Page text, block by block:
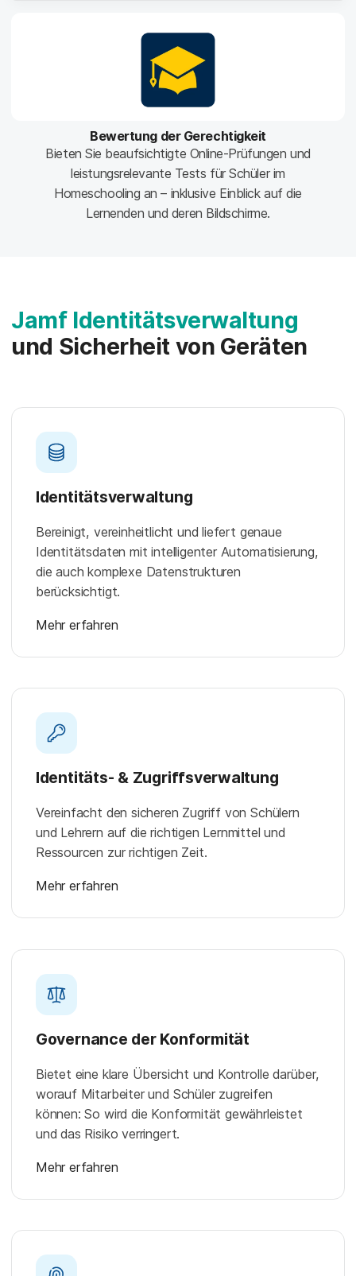
Bewertung der Gerechtigkeit
Bieten Sie beaufsichtigte Online-Prüfungen und
leistungsrelevante Tests für Schüler im
Homeschooling an – inklusive Einblick auf die
Lernenden und deren Bildschirme.
Jamf Identitätsverwaltung
und Sicherheit von Geräten
Identitätsverwaltung
Bereinigt, vereinheitlicht und liefert genaue
Identitätsdaten mit intelligenter Automatisierung,
die auch komplexe Datenstrukturen
berücksichtigt.
Mehr erfahren
Identitäts- & Zugriffsverwaltung
Vereinfacht den sicheren Zugriff von Schülern
und Lehrern auf die richtigen Lernmittel und
Ressourcen zur richtigen Zeit.
Mehr erfahren
Governance der Konformität
Bietet eine klare Übersicht und Kontrolle darüber,
worauf Mitarbeiter und Schüler zugreifen
können: So wird die Konformität gewährleistet
und das Risiko verringert.
Mehr erfahren